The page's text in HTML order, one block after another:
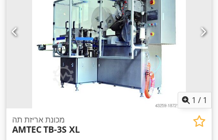
1 / 1
מכונת אריזת תה
AMTECTB-3S XL